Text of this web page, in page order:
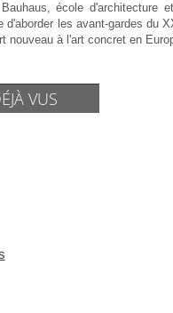
Bauhaus, école
d'aborder les avant-gardes
nouveau à l'art concret en
VUS